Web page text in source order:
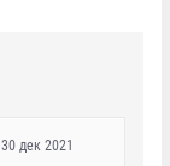
30 дек 2021